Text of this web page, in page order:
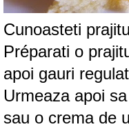
Cunoasteti
Préparati o
apoi gauri
Urmeaza apoi
sau o crema de